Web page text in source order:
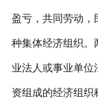
盈亏，共同劳动，
种集体经济组织。
业法人或事业单
资组成的经济组织